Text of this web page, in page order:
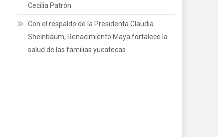
Cecilia Patrón
Con el respaldo de la Presidenta Claudia
Sheinbaum, Renacimiento Maya fortalece la
salud de las familias yucatecas